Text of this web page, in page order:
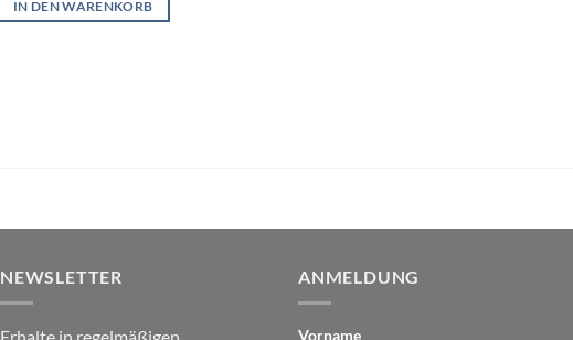
IN DEN WARENKORB
NEWSLETTER ANMELDUNG
Vorname